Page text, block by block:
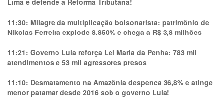
Lima e defende a Reforma Tributária!
11:30: Milagre da multiplicação bolsonarista: patrimônio de
Nikolas Ferreira explode 8.850% e chega a R$ 3,8 milhões
11:21: Governo Lula reforça Lei Maria da Penha: 783 mil
atendimentos e 53 mil agressores presos
11:10: Desmatamento na Amazônia despenca 36,8% e atinge
menor patamar desde 2016 sob o governo Lula!